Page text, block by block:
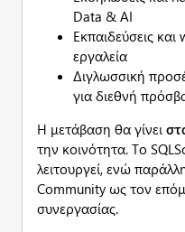
Data & AI
Εκπαιδεύσεις
εργαλεία
Διγλωσσική
για διεθνή
Η μετάβαση θα γίνει
την κοινότητα. Το
λειτουργεί, ενώ
Community ως τον
συνεργασίας.